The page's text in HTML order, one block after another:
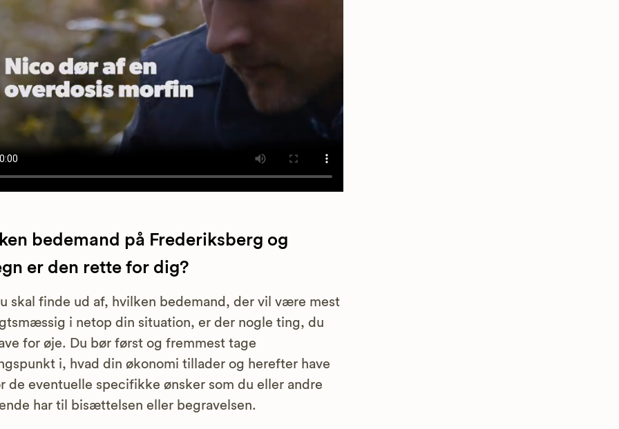
bedemand på Frederiksberg og
er den rette for dig?
skal finde ud af, hvilken bedemand, der vil være mest
i netop din situation, er der nogle ting, du
for øje. Du bør først og fremmest tage
i, hvad din økonomi tillader og herefter have
de eventuelle specifikke ønsker som du eller andre
har til bisættelsen eller begravelsen.